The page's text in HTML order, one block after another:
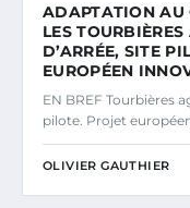
ADAPTATION AU
LES
D’ARRÉE, SITE
EUROPÉEN
EN BREF Tourbières
pilote. Projet
OLIVIER GAUTHIER